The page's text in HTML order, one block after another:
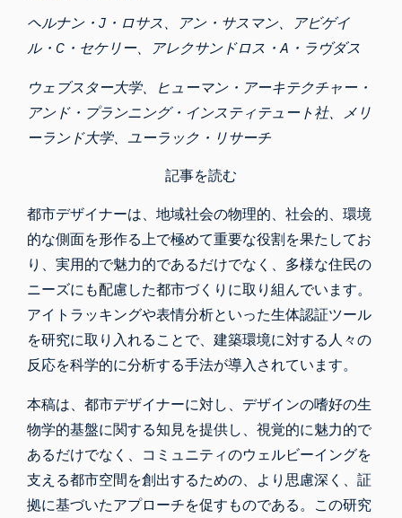
ヘルナン・J・ロサス、アン・サスマン、アビゲイ
ル・C・セケリー、アレクサンドロス・A・ラヴダス
ウェブスター大学、
ヒューマン・アーキテクチャー・
アンド・プランニング・インスティテュート社、 メリ
ーランド大学、ユーラック・リサーチ
記事を読む
都市デザイナーは、地域社会の物理的、社会的、環境
的な側面を形作る上で極めて重要な役割を果たしてお
り、実用的で魅力的であるだけでなく、多様な住民の
ニーズにも配慮した都市づくりに取り組んでいます。
アイトラッキングや表情分析といった生体認証ツール
を研究に取り入れることで、建築環境に対する人々の
反応を科学的に分析する手法が導入されています。
本稿は、都市デザイナーに対し、デザインの嗜好の生
物学的基盤に関する知見を提供し、視覚的に魅力的で
あるだけでなく、コミュニティのウェルビーイングを
支える都市空間を創出するための、より思慮深く、証
拠に基づいたアプローチを促すものである。この研究